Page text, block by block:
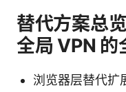
替代方案总
全局 VPN 的
浏览器层替代扩